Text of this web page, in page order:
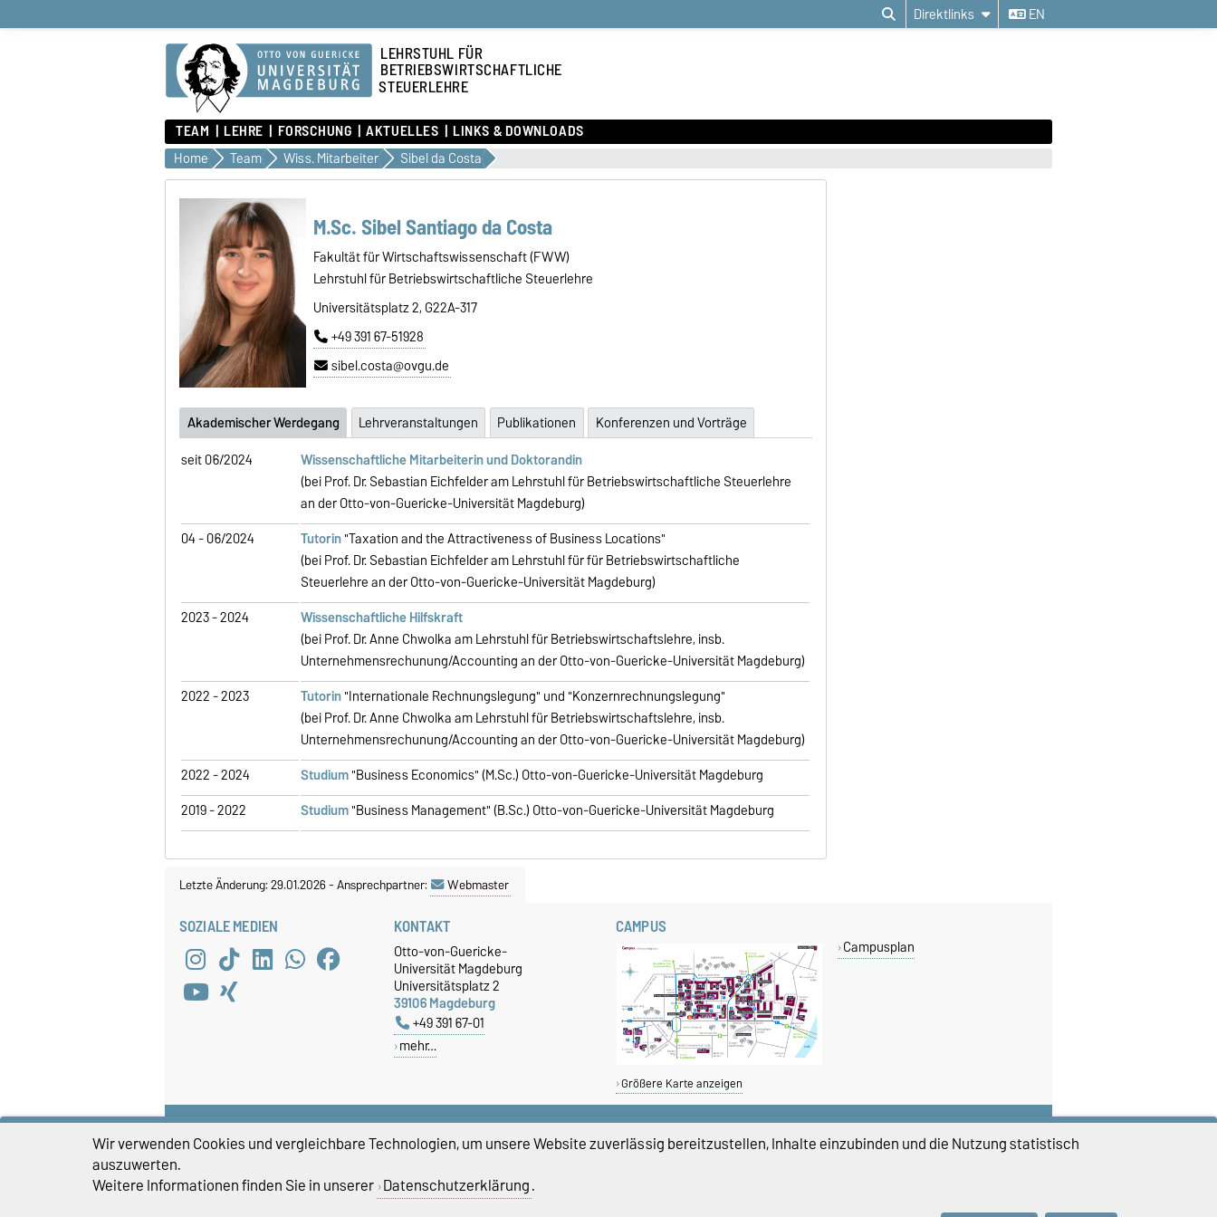
Direktlinks EN
LEHRSTUHL FÜR
BETRIEBSWIRTSCHAFTLICHE
STEUERLEHRE
TEAM LEHRE FORSCHUNG AKTUELLES LINKS & DOWNLOADS
Home Team Wiss. Mitarbeiter Sibel da Costa
M.Sc. Sibel Santiago da Costa
Fakultät für Wirtschaftswissenschaft (FWW)
Lehrstuhl für Betriebswirtschaftliche Steuerlehre
Universitätsplatz 2, G22A-317
+49 391 67-51928
sibel.costa@ovgu.de
Akademischer Werdegang Lehrveranstaltungen Publikationen
Konferenzen und Vorträge
seit 06/2024
Wissenschaftliche Mitarbeiterin und Doktorandin
(bei Prof. Dr. Sebastian Eichfelder am Lehrstuhl für Betriebswirtschaftliche Steuerlehre
an der Otto-von-Guericke-Universität Magdeburg)
04 - 06/2024
Tutorin"Taxation and the Attractiveness of Business Locations"
(bei Prof. Dr. Sebastian Eichfelder am Lehrstuhl für für Betriebswirtschaftliche
Steuerlehre an der Otto-von-Guericke-Universität Magdeburg)
2023 - 2024
Wissenschaftliche Hilfskraft
(bei Prof. Dr. Anne Chwolka am Lehrstuhl für Betriebswirtschaftslehre, insb.
Unternehmensrechunung/Accounting an der Otto-von-Guericke-Universität Magdeburg)
2022 - 2023
Tutorin"Internationale Rechnungslegung" und "Konzernrechnungslegung"
(bei Prof. Dr. Anne Chwolka am Lehrstuhl für Betriebswirtschaftslehre, insb.
Unternehmensrechunung/Accounting an der Otto-von-Guericke-Universität Magdeburg)
2022 - 2024
Studium"Business Economics" (M.Sc.) Otto-von-Guericke-Universität Magdeburg
2019 - 2022
Studium"Business Management" (B.Sc.) Otto-von-Guericke-Universität Magdeburg
Letzte Änderung: 29.01.2026-Ansprechpartner: Webmaster
SOZIALE MEDIEN KONTAKT
Otto-von-Guericke-
Universität Magdeburg
Universitätsplatz 2
39106 Magdeburg
+49 391 67-01
mehr…
CAMPUS
Größere Karte anzeigen
Campusplan
DIESE SEITE
Wir verwenden Cookies und vergleichbare Technologien, um unsere Website zuverlässig bereitzustellen, Inhalte einzubinden und die Nutzung statistisch
auszuwerten.
Weitere Informationen finden Sie in unserer Datenschutzerklärung.